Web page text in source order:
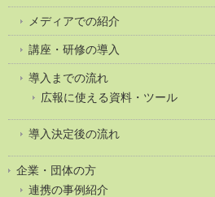
メディアでの紹介
講座・研修の導入
導入までの流れ
広報に使える資料・ツール
導入決定後の流れ
企業・団体の方
連携の事例紹介